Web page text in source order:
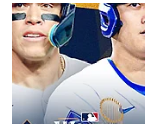
한옥과 어우러진 단풍을 즐길 수 있는 명소입니다. 전
들어내는 경관이 특히 아름다워 사진 촬영 명소로도
청동은 평일에도 방문객이 많으므로 아침 일찍 방문
동길을 따라 다양한 갤러리, 카페, 맛집도 있으니
덕수..